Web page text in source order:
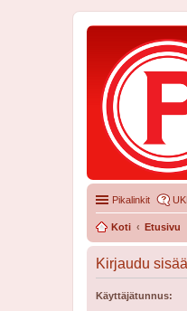
Pikalinkit
Koti Etusivu
Kirjaudu
Käyttäjätunnus: